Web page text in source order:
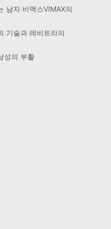
남자 비맥스VIMAX의
기술과 레비트라의
성의 부활